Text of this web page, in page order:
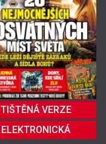
TIŠTĚNÁ VERZE
ELEKTRONICKÁ